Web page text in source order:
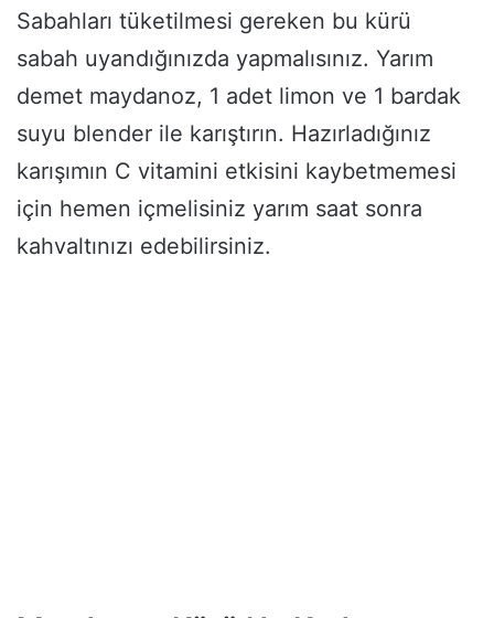
Sabahları tüketilmesi gereken bu kürü
sabah uyandığınızda yapmalısınız. Yarım
demet maydanoz, 1 adet limon ve 1 bardak
suyu blender ile karıştırın. Hazırladığınız
karışımın C vitamini etkisini kaybetmemesi
için hemen içmelisiniz yarım saat sonra
kahvaltınızı edebilirsiniz.